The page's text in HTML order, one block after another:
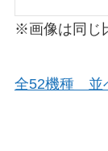
※画像は同じ
全52機種 並